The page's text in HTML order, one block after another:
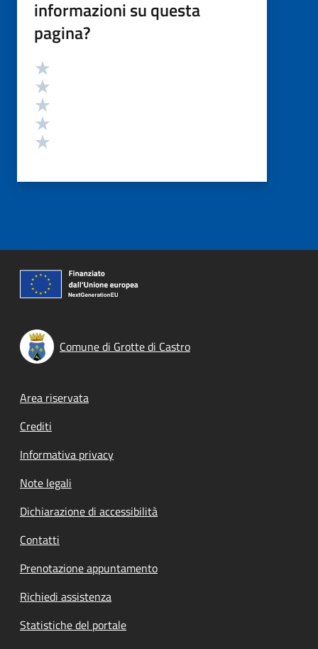
informazioni su questa
pagina?
Valutazione
Comune di Grotte di Castro
Footer menu
Area riservata
Crediti
Informativa privacy
Note legali
Dichiarazione di accessibilità
Contatti
Prenotazione appuntamento
Richiedi assistenza
Statistiche del portale